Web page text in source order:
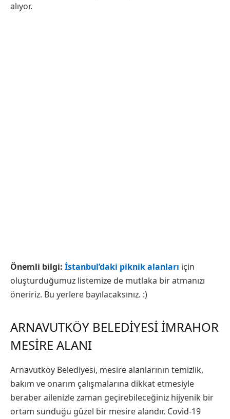
alıyor.
Önemli bilgi: İstanbul’daki piknik alanları için
oluşturduğumuz listemize de mutlaka bir atmanızı
öneririz. Bu yerlere bayılacaksınız. :)
ARNAVUTKÖY BELEDIYESI İMRAHOR
MESIRE ALANI
Arnavutköy Belediyesi, mesire alanlarının temizlik,
bakım ve onarım çalışmalarına dikkat etmesiyle
beraber ailenizle zaman geçirebileceğiniz hijyenik bir
ortam sunduğu güzel bir mesire alandır. Covid-19